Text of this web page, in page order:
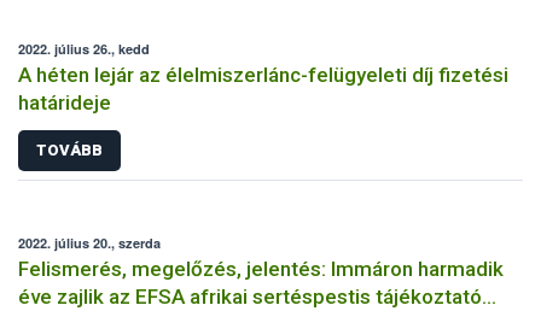
2022. július 26., kedd
A héten lejár az élelmiszerlánc-felügyeleti díj fizetési
határideje
TOVÁBB
2022. július 20., szerda
Felismerés, megelőzés, jelentés: Immáron harmadik
éve zajlik az EFSA afrikai sertéspestis tájékoztató